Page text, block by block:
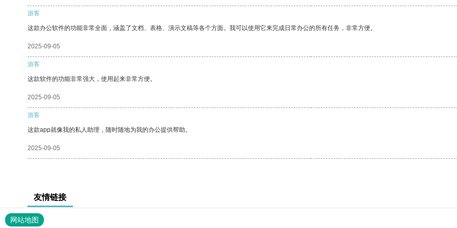
游客
这款办公软件的功能非常全面，涵盖了文档、表格、演示文稿等各个方面。我可以使用它来完成日常办公的所有任务，非常方便。
2025-09-05
游客
这款软件的功能非常强大，使用起来非常方便。
2025-09-05
游客
这款app就像我的私人助理，随时随地为我的办公提供帮助。
2025-09-05
友情链接
网站地图